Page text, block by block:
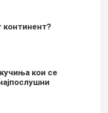
континент?
кои се